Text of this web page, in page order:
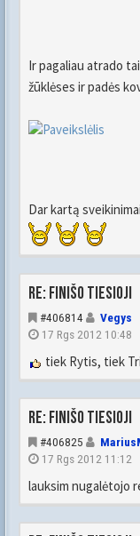
Ir pagaliau atrado
žūklėses ir padės
Dar kartą
Re: FINIŠO TIESIOJI
#406814
Vegys
17 Rgs 2012 10:48
tiek Rytis, tiek
Re: FINIŠO TIESIOJI
#406825
17 Rgs 2012 11:12
lauksim nugalėtojo